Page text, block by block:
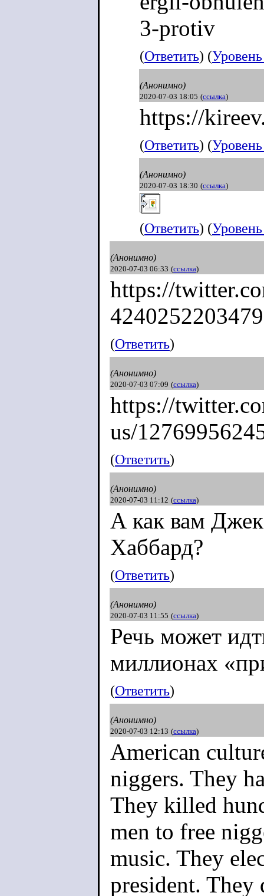
3-protiv
(Ответить) (
(Анонимно)
2020-07-03 18:05 (ссылка)
https://
(Ответить) (
(Анонимно)
2020-07-03 18:30 (ссылка)
(Ответить) (
(Анонимно)
2020-07-03 06:33 (ссылка)
https://
(Ответить)
(Анонимно)
2020-07-03 07:09 (ссылка)
https://
us/
(Ответить)
(Анонимно)
2020-07-03 11:12 (ссылка)
А как вам
Хаббард?
(Ответить)
(Анонимно)
2020-07-03 11:55 (ссылка)
Речь может
миллионах
(Ответить)
(Анонимно)
2020-07-03 12:13 (ссылка)
American
niggers. They
They killed
men to free
music. They
president. They